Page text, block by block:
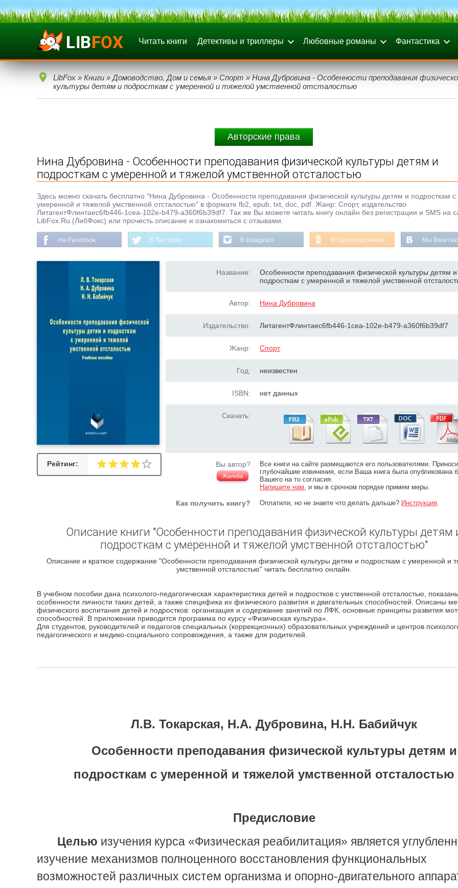
Читать книги Детективы и триллеры Любовные романы Фантастика
LibFox » Книги » Домоводство, Дом и семья » Спорт » Нина Дубровина - Особенности преподавания
культуры детям и подросткам с умеренной и тяжелой умственной отсталостью
Авторские права
Нина Дубровина - Особенности преподавания физической культуры детям и
подросткам с умеренной и тяжелой умственной отсталостью
Здесь можно скачать бесплатно "Нина Дубровина - Особенности преподавания физической культуры детям и подросткам с
умеренной и тяжелой умственной отсталостью" в формате fb2, epub, txt, doc, pdf. Жанр: Спорт, издательство
ЛитагентФлинтаec6fb446-1cea-102e-b479-a360f6b39df7. Так же Вы можете читать книгу онлайн без регистрации и SMS на
LibFox.Ru (ЛибФокс) или прочесть описание и ознакомиться с отзывами.
На Facebook В Твиттере В Instagram В Одноклассниках Мы
Рейтинг:
Название:
Особенности преподавания физической культуры детям и
подросткам с умеренной и тяжелой умственной
Автор: Нина Дубровина
Издательство: ЛитагентФлинтаec6fb446-1cea-102e-b479-a360f6b39df7
Жанр: Спорт
Год: неизвестен
ISBN: нет данных
Скачать:
Вы автор?
Жалоба
Все книги на сайте размещаются его пользователями.
глубочайшие извинения, если Ваша книга была опубликована
Вашего на то согласия.
Напишите нам, и мы в срочном порядке примем меры.
Как получить книгу? Оплатили, но не знаете что делать дальше? Инструкция.
Описание книги "Особенности преподавания физической культуры детям
подросткам с умеренной и тяжелой умственной отсталостью"
Описание и краткое содержание "Особенности преподавания физической культуры детям и подросткам с умеренной и
умственной отсталостью" читать бесплатно онлайн.
В учебном пособии дана психолого-педагогическая характеристика детей и подростков с умственной отсталостью,
особенности личности таких детей, а также специфика их физического развития и двигательных способностей. Описаны
физического воспитания детей и подростков: организация и содержание занятий по ЛФК, основные принципы развития
способностей. В приложении приводится программа по курсу «Физическая культура».
Для студентов, руководителей и педагогов специальных (коррекционных) образовательных учреждений и центров
педагогического и медико-социального сопровождения, а также для родителей.
Л.В. Токарская, Н.А. Дубровина, Н.Н. Бабийчук
Особенности преподавания физической культуры детям и
подросткам с умеренной и тяжелой умственной отсталостью
Предисловие
Целью изучения курса «Физическая реабилитация» является
изучение механизмов полноценного восстановления функциональных
возможностей различных систем организма и опорно-двигательного